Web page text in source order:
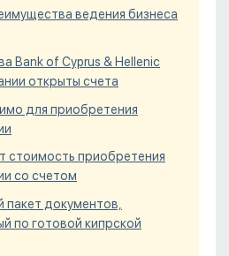
ведения бизнеса
Bank of Cyprus & Hellenic
открыты счета
для приобретения
стоимость приобретения
со счетом
документов,
по готовой кипрской